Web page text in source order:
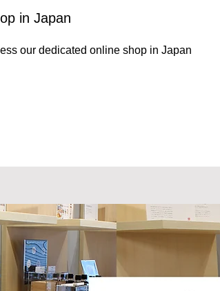
in Japan
our dedicated online shop in Japan